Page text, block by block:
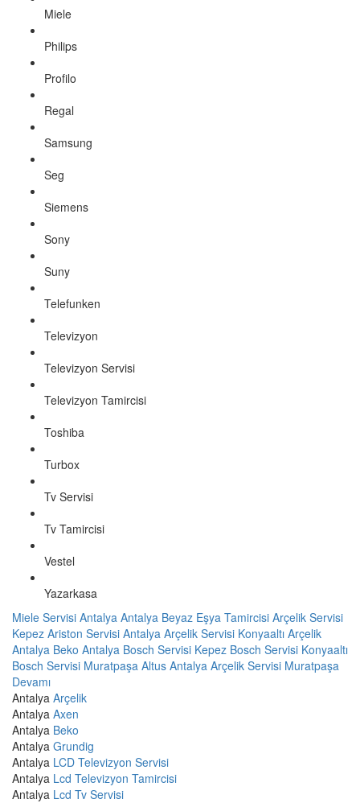
Miele
Philips
Profilo
Regal
Samsung
Seg
Siemens
Sony
Suny
Telefunken
Televizyon
Televizyon Servisi
Televizyon Tamircisi
Toshiba
Turbox
Tv Servisi
Tv Tamircisi
Vestel
Yazarkasa
Miele Servisi Antalya Antalya Beyaz Eşya Tamircisi Arçelik Servisi
Kepez Ariston Servisi Antalya Arçelik Servisi Konyaaltı Arçelik
Antalya Beko Antalya Bosch Servisi Kepez Bosch Servisi Konyaaltı
Bosch Servisi Muratpaşa Altus Antalya Arçelik Servisi Muratpaşa
Devamı
Antalya Arçelik
Antalya Axen
Antalya Beko
Antalya Grundig
Antalya LCD Televizyon Servisi
Antalya Lcd Televizyon Tamircisi
Antalya Lcd Tv Servisi